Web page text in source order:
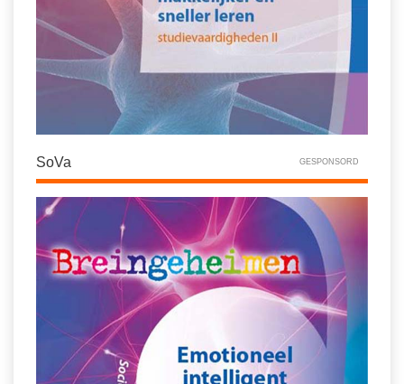
SoVa GESPONSORD